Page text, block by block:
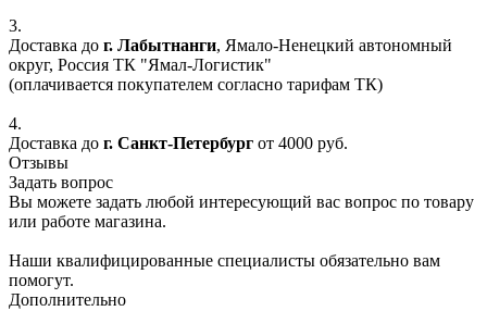
3.
Доставка до г. Лабытнанги, Ямало-Ненецкий автономный
округ, Россия ТК "Ямал-Логистик"
(оплачивается покупателем согласно тарифам ТК)
4.
Доставка до г. Санкт-Петербург от 4000 руб.
Отзывы
Задать вопрос
Вы можете задать любой интересующий вас вопрос по товару
или работе магазина.
Наши квалифицированные специалисты обязательно вам
помогут.
Дополнительно